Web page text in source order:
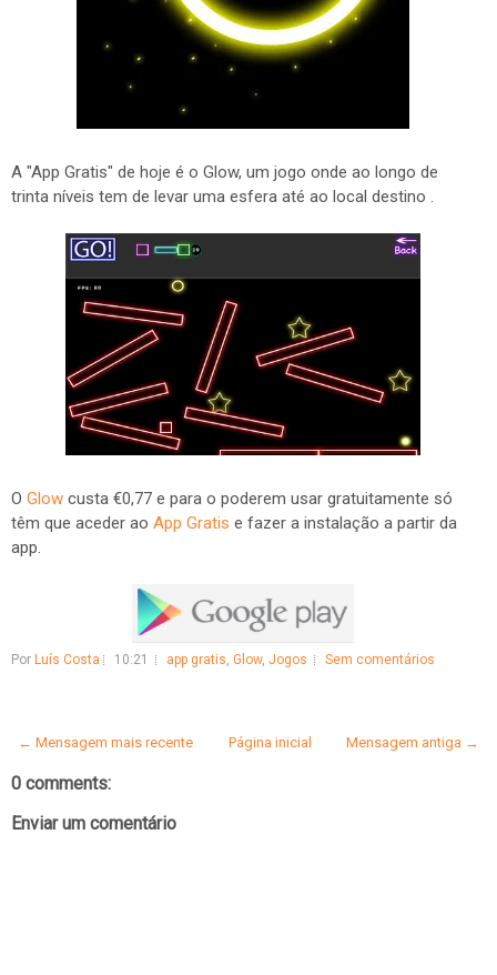
A "App Gratis" de hoje é o Glow, um jogo onde ao longo de
trinta níveis tem de levar uma esfera até ao local destino .
O Glow custa €0,77 e para o poderem usar gratuitamente só
têm que aceder ao App Gratis e fazer a instalação a partir da
app.
Por Luís Costa 10:21 app gratis, Glow, Jogos Sem comentários
← Mensagem mais recente Mensagem antiga →
Página inicial
0 comments:
Enviar um comentário